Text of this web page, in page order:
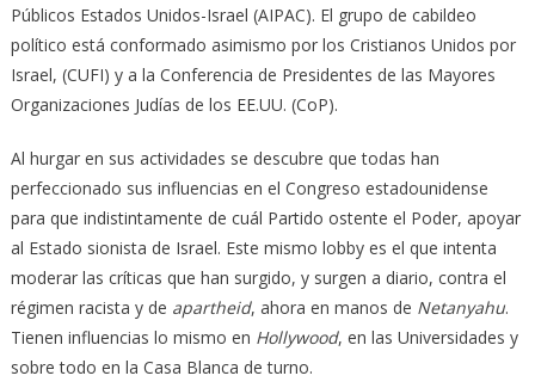
Públicos Estados Unidos-Israel (AIPAC). El grupo de cabildeo
político está conformado asimismo por los Cristianos Unidos por
Israel, (CUFI) y a la Conferencia de Presidentes de las Mayores
Organizaciones Judías de los EE.UU. (CoP).
Al hurgar en sus actividades se descubre que todas han
perfeccionado sus influencias en el Congreso estadounidense
para que indistintamente de cuál Partido ostente el Poder, apoyar
al Estado sionista de Israel. Este mismo lobby es el que intenta
moderar las críticas que han surgido, y surgen a diario, contra el
régimen racista y de apartheid, ahora en manos de Netanyahu.
Tienen influencias lo mismo en Hollywood, en las Universidades y
sobre todo en la Casa Blanca de turno.